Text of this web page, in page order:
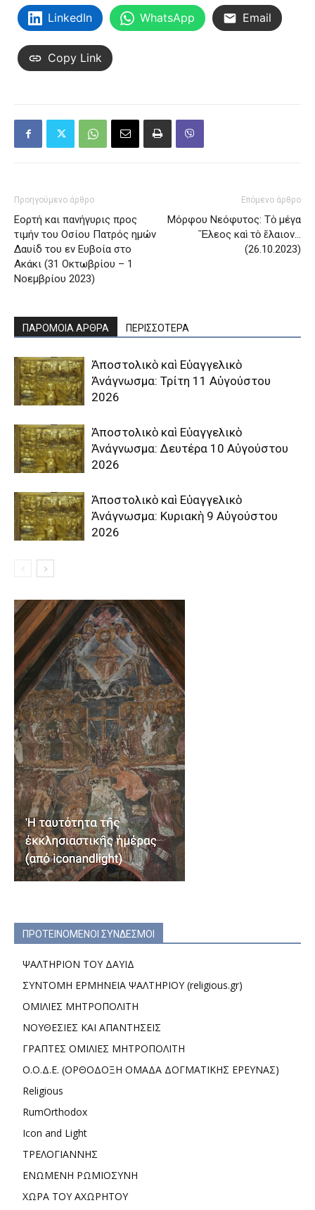
LinkedIn WhatsApp Email
Copy Link
Προηγούμενο άρθρο
Εορτή και πανήγυρις προς
τιμήν του Οσίου Πατρός ημών
Δαυίδ του εν Ευβοία στο
Ακάκι (31 Οκτωβρίου – 1
Νοεμβρίου 2023)
Επόμενο άρθρο
Μόρφου Νεόφυτος: Τὸ μέγα
Ἔλεος καὶ τὸ ἔλαιον…
(26.10.2023)
ΠΑΡΟΜΟΙΑ ΑΡΘΡΑ ΠΕΡΙΣΣΟΤΕΡΑ
Ἀποστολικὸ καὶ Εὐαγγελικὸ
Ἀνάγνωσμα: Τρίτη 11 Αὐγούστου
2026
Ἀποστολικὸ καὶ Εὐαγγελικὸ
Ἀνάγνωσμα: Δευτέρα 10 Αὐγούστου
2026
Ἀποστολικὸ καὶ Εὐαγγελικὸ
Ἀνάγνωσμα: Κυριακὴ 9 Αὐγούστου
2026
ΠΡΟΤΕΙΝΟΜΕΝΟΙ ΣΥΝΔΕΣΜΟΙ
ΨΑΛΤΗΡΙΟΝ ΤΟΥ ΔΑΥΙΔ
ΣΥΝΤΟΜΗ ΕΡΜΗΝΕΙΑ ΨΑΛΤΗΡΙΟΥ (religious.gr)
ΟΜΙΛΙΕΣ ΜΗΤΡΟΠΟΛΙΤΗ
ΝΟΥΘΕΣΙΕΣ ΚΑΙ ΑΠΑΝΤΗΣΕΙΣ
ΓΡΑΠΤΕΣ ΟΜΙΛΙΕΣ ΜΗΤΡΟΠΟΛΙΤΗ
Ο.Ο.Δ.Ε. (ΟΡΘΟΔΟΞΗ ΟΜΑΔΑ ΔΟΓΜΑΤΙΚΗΣ ΕΡΕΥΝΑΣ)
Religious
RumOrthodox
Icon and Light
ΤΡΕΛΟΓΙΑΝΝΗΣ
ΕΝΩΜΕΝΗ ΡΩΜΙΟΣΥΝΗ
ΧΩΡΑ ΤΟΥ ΑΧΩΡΗΤΟΥ